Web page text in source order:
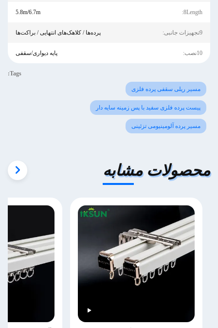
8Length:
5.8m/6.7m
9تجهیزات جانبی: پرده‌ها / کلاهک‌های انتهایی / براکت‌ها
10نصب: پایه دیواری/سقفی
Tags:
مسیر ریلی سقفی پرده فلزی
پیست پرده فلزی سفید با پس زمینه سایه دار
مسیر پرده آلومینیومی تزئینی
محصولات مشابه